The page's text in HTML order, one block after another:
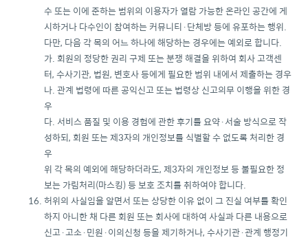
수 또는 이에 준하는 범위의 이용자가 열람 가능한 온라인 공간에 게
시하거나 다수인이 참여하는 커뮤니티·단체방 등에 유포하는 행위.
다만, 다음 각 목의 어느 하나에 해당하는 경우에는 예외로 합니다.
가. 회원의 정당한 권리 구제 또는 분쟁 해결을 위하여 회사 고객센
터, 수사기관, 법원, 변호사 등에게 필요한 범위 내에서 제출하는 경우
나. 관계 법령에 따른 공익신고 또는 법령상 신고의무 이행을 위한 경
우
다. 서비스 품질 및 이용 경험에 관한 후기를 요약·서술 방식으로 작
성하되, 회원 또는 제3자의 개인정보를 식별할 수 없도록 처리한 경
우
위 각 목의 예외에 해당하더라도, 제3자의 개인정보 등 불필요한 정
보는 가림처리(마스킹) 등 보호 조치를 취하여야 합니다.
허위의 사실임을 알면서 또는 상당한 이유 없이 그 진실 여부를 확인
하지 아니한 채 다른 회원 또는 회사에 대하여 사실과 다른 내용으로
신고·고소·민원·이의신청 등을 제기하거나, 수사기관·관계 행정기